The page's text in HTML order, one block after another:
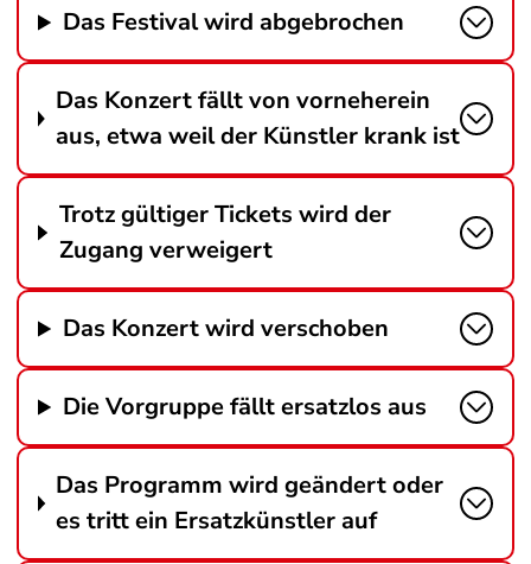
Das Festival wird abgebrochen
Das Konzert fällt von vorneherein
aus, etwa weil der Künstler krank ist
Trotz gültiger Tickets wird der
Zugang verweigert
Das Konzert wird verschoben
Die Vorgruppe fällt ersatzlos aus
Das Programm wird geändert oder
es tritt ein Ersatzkünstler auf